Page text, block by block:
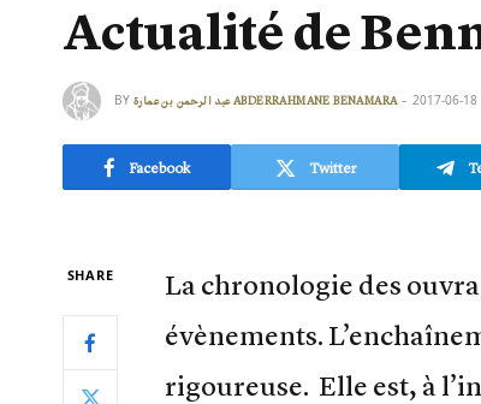
Actualité de
BY عبد الرحمن بن عمارة ABDERRAHMANE BENAMARA 2017-06-18
Facebook Twitter
SHARE
La chronologie des
évènements.
rigoureuse. Elle est, à